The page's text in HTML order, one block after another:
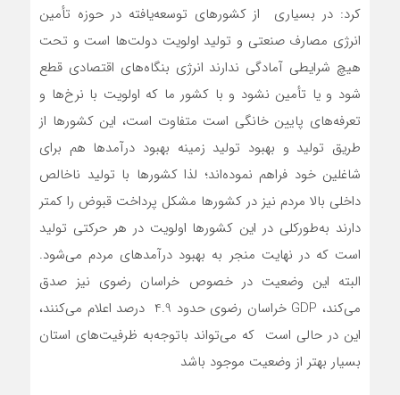
کرد: در بسیاری از کشورهای توسعه‌یافته در حوزه تأمین
انرژی مصارف صنعتی و تولید اولویت دولت‌ها است و تحت
هیچ شرایطی آمادگی ندارند انرژی بنگاه‌های اقتصادی قطع
شود و یا تأمین نشود و با کشور ما که اولویت با نرخ‌ها و
تعرفه‌های پایین خانگی است متفاوت است، این کشورها از
طریق تولید و بهبود تولید زمینه بهبود درآمدها هم برای
شاغلین خود فراهم نموده‌اند؛ لذا کشورها با تولید ناخالص
داخلی بالا مردم نیز در کشورها مشکل پرداخت قبوض را کمتر
دارند به‌طورکلی در این کشورها اولویت در هر حرکتی تولید
است که در نهایت منجر به بهبود درآمدهای مردم می‌شود.
البته این وضعیت در خصوص خراسان رضوی نیز صدق
می‌کند، GDP خراسان رضوی حدود 4.9 درصد اعلام می‌کنند،
این در حالی است که می‌تواند باتوجه‌به ظرفیت‌های استان
بسیار بهتر از وضعیت موجود باشد